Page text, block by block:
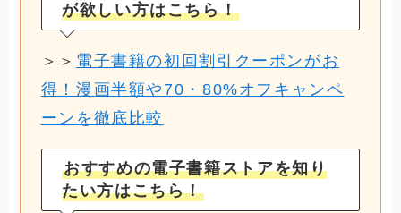
が欲しい方はこちら！
＞＞ 電子書籍の初回割引クーポンがお
得！漫画半額や70・80%オフキャンペ
ーンを徹底比較
おすすめの電子書籍ストアを知り
たい方はこちら！